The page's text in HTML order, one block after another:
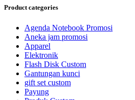
Product categories
Agenda Notebook Promosi
Aneka jam promosi
Apparel
Elektronik
Flash Disk Custom
Gantungan kunci
gift set custom
Payung